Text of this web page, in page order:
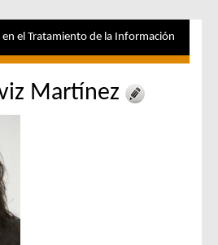
el Tratamiento de la Información
Martínez